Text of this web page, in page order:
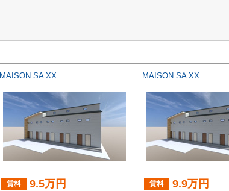
MAISON SA XX
賃料 9.5万円
MAISON SA XX
賃料 9.9万円